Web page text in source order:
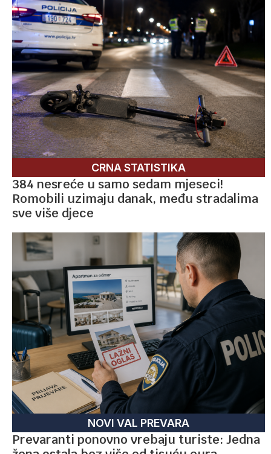
CRNA STATISTIKA
384 nesreće u samo sedam mjeseci!
Romobili uzimaju danak, među stradalima
sve više djece
NOVI VAL PREVARA
Prevaranti ponovno vrebaju turiste: Jedna